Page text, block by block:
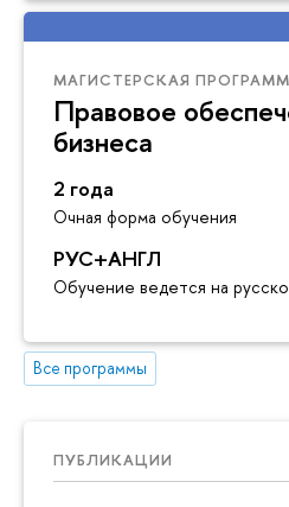
МАГИСТЕРСКАЯ
Правовое
бизнеса
2 года
Очная форма обучения
РУС+АНГЛ
Обучение ведется на
Все программы
ПУБЛИКАЦИИ